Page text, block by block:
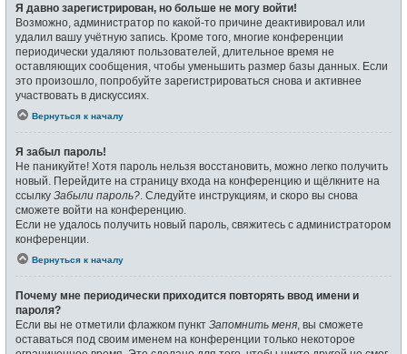
Я давно зарегистрирован, но больше не могу войти!
Возможно, администратор по какой-то причине деактивировал или
удалил вашу учётную запись. Кроме того, многие конференции
периодически удаляют пользователей, длительное время не
оставляющих сообщения, чтобы уменьшить размер базы данных. Если
это произошло, попробуйте зарегистрироваться снова и активнее
участвовать в дискуссиях.
Вернуться к началу
Я забыл пароль!
Не паникуйте! Хотя пароль нельзя восстановить, можно легко получить
новый. Перейдите на страницу входа на конференцию и щёлкните на
ссылку Забыли пароль? . Следуйте инструкциям, и скоро вы снова
сможете войти на конференцию.
Если не удалось получить новый пароль, свяжитесь с администратором
конференции.
Вернуться к началу
Почему мне периодически приходится повторять ввод имени и
пароля?
Если вы не отметили флажком пункт Запомнить меня , вы сможете
оставаться под своим именем на конференции только некоторое